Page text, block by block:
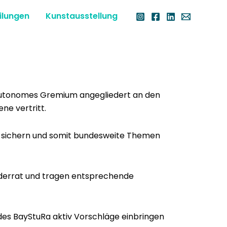
Kunstausstellung
Gremi­um angegliedert an den
ver­tritt.
und somit bun­desweite The­men
und tra­gen entsprechende
BayStu­Ra aktiv Vorschläge ein­brin­gen